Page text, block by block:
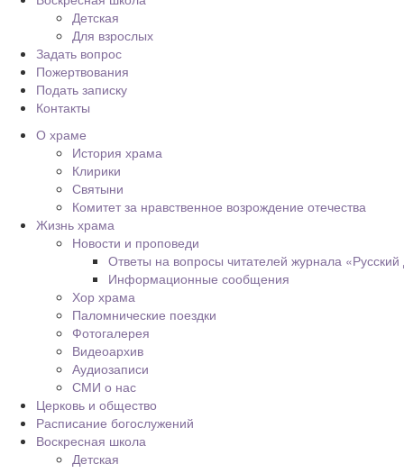
Детская
Для взрослых
Задать вопрос
Пожертвования
Подать записку
Контакты
О храме
История храма
Клирики
Святыни
Комитет за нравственное возрождение отечества
Жизнь храма
Новости и проповеди
Ответы на вопросы читателей журнала
Информационные сообщения
Хор храма
Паломнические поездки
Фотогалерея
Видеоархив
Аудиозаписи
СМИ о нас
Церковь и общество
Расписание богослужений
Воскресная школа
Детская